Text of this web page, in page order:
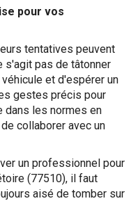
pour vos
tentatives peuvent
s'agit pas de tâtonner
et d'espérer un
gestes précis pour
dans les normes en
collaborer avec un
un professionnel pour
(77510), il faut
aisé de tomber sur